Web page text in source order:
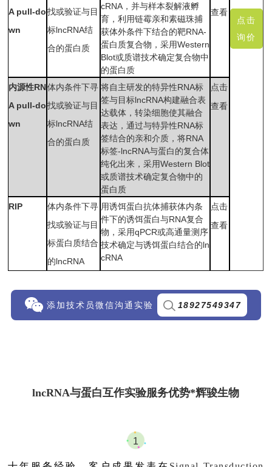
A pull-do
wn
找或验证与目
标lncRNA结
合的蛋白质
cRNA，并与样本裂解液孵
育，利用链霉亲和素磁珠捕
获体外条件下结合的靶RNA-
蛋白质复合物，采用Western
Blot或质谱技术确定复合物中
的蛋白质
查看
点击
询价
内源性RN
A pull-do
wn
体内条件下寻
找或验证与目
标lncRNA结
合的蛋白质
将自主研发的特异性RNA标
签与目标lncRNA构建融合表
达载体，转染细胞使其融合
表达，通过与特异性RNA标
签结合的亲和介质，将RNA
标签-lncRNA与蛋白的复合体
纯化出来，采用Western Blot
或质谱技术确定复合物中的
蛋白质
点击
查看
RIP
体内条件下寻
找或验证与目
标蛋白质结合
的lncRNA
用诱饵蛋白抗体捕获体内条
件下的诱饵蛋白与RNA复合
物，采用qPCR或高通量测序
技术确定与诱饵蛋白结合的ln
cRNA
点击
查看
添加技术员微信沟通实验 18927549347
lncRNA与蛋白互作实验服务优势*辉骏生物
1